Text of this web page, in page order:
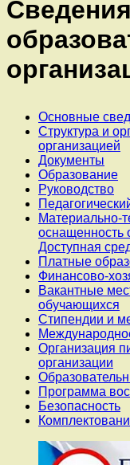
Основные
Структура и
организацией
Документы
Образование
Руководство
Материально-
оснащенность
Доступная
Платные
Финансово-
Вакантные
обучающихся
Стипендии и
Организация
организации
Программа
Безопасность